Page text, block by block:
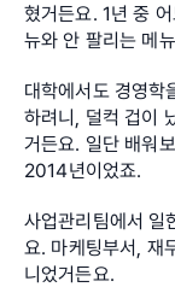
혔거든요. 1년 중
뉴와 안 팔리는 메
대학에서도 경영학
하려니, 덜컥 겁이
거든요. 일단 배워
2014년이었죠.
사업관리팀에서 일
요. 마케팅부서, 재
니었거든요.